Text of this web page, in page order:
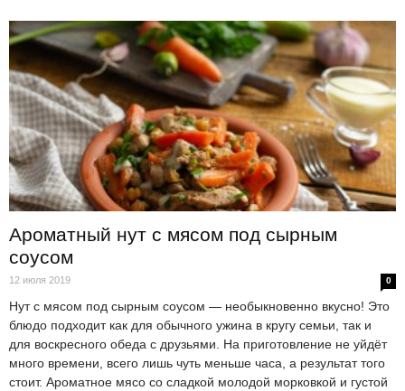
Ароматный нут с мясом под сырным
соусом
12 июля 2019 0
Нут с мясом под сырным соусом — необыкновенно вкусно! Это
блюдо подходит как для обычного ужина в кругу семьи, так и
для воскресного обеда с друзьями. На приготовление не уйдёт
много времени, всего лишь чуть меньше часа, а результат того
стоит. Ароматное мясо со сладкой молодой морковкой и густой